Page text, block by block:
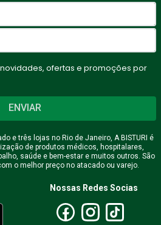
ofertas e promoções por
ENVIAR
e três lojas no Rio de Janeiro, A BISTURI é
de produtos médicos, hospitalares,
saúde e bem-estar e muitos outros. São
o melhor preço no atacado ou varejo.
Nossas Redes Socias